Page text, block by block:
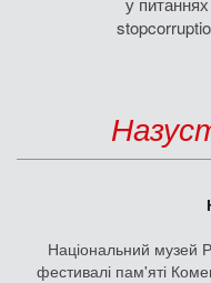
Національний музей
фестивалі пам'яті